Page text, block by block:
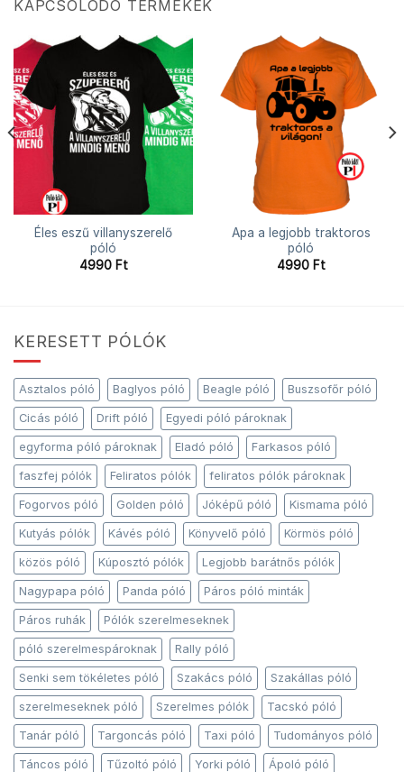
KAPCSOLÓDÓ TERMÉKEK
Éles eszű villanyszerelő
póló
4990 Ft
Apa a legjobb traktoros
póló
4990 Ft
KERESETT PÓLÓK
Asztalos póló Baglyos póló Beagle póló Buszsofőr póló
Cicás póló Drift póló Egyedi póló pároknak
egyforma póló pároknak Eladó póló Farkasos póló
faszfej pólók Feliratos pólók feliratos pólók pároknak
Fogorvos póló Golden póló Jóképű póló Kismama póló
Kutyás pólók Kávés póló Könyvelő póló Körmös póló
közös póló Kúposztó pólók Legjobb barátnős pólók
Nagypapa póló Panda póló Páros póló minták
Páros ruhák Pólók szerelmeseknek
póló szerelmespároknak Rally póló
Senki sem tökéletes póló Szakács póló Szakállas póló
szerelmeseknek póló Szerelmes pólók Tacskó póló
Tanár póló Targoncás póló Taxi póló Tudományos póló
Táncos póló Tűzoltó póló Yorki póló Ápoló póló